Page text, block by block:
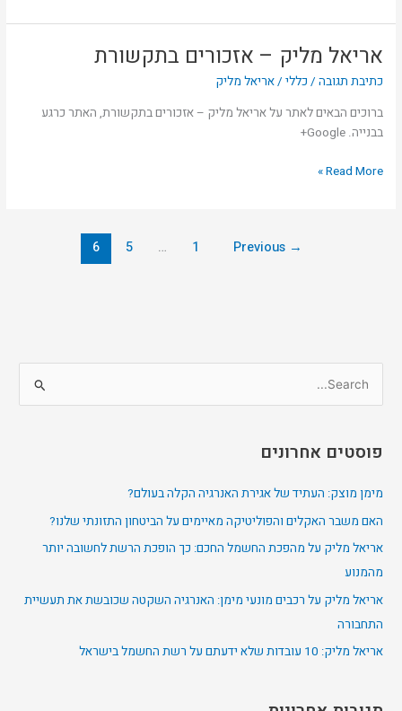
אריאל מליק – אזכורים בתקשורת
כתיבת תגובה / כללי /אריאל מליק
ברוכים הבאים לאתר על אריאל מליק – אזכורים בתקשורת, האתר כרגע
בבנייה. Google+
אריאל
–
אזכורים
בתקשורת
Read More »
→
Previous
1
…
5
6
e
r
o
r
:
פוסטים אחרונים
מימן מוצק: העתיד של אגירת האנרגיה הקלה בעולם?
האם משבר האקלים והפוליטיקה מאיימים על הביטחון התזונתי שלנו?
אריאל מליק על מהפכת החשמל החכם: כך הופכת הרשת לחשובה יותר
מהמנוע
אריאל מליק על רכבים מונעי מימן: האנרגיה השקטה שכובשת את תעשיית
התחבורה
אריאל מליק: 10 עובדות שלא ידעתם על רשת החשמל בישראל